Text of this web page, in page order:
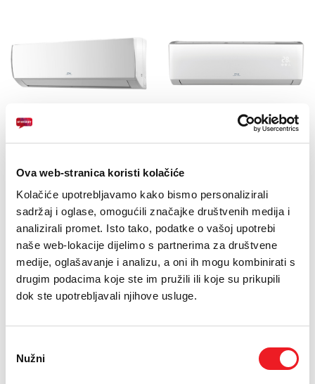
Ova web-stranica koristi kolačiće
Kolačiće upotrebljavamo kako bismo personalizirali
sadržaj i oglase, omogućili značajke društvenih medija i
analizirali promet. Isto tako, podatke o vašoj upotrebi
naše web-lokacije dijelimo s partnerima za društvene
medije, oglašavanje i analizu, a oni ih mogu kombinirati s
drugim podacima koje ste im pružili ili koje su prikupili
dok ste upotrebljavali njihove usluge.
pristanka
Nužni
MOJ PROFIL
E-RAČUN
Veritas 5.0 kW CH-
2199KM
DRUGI UREĐAJ NA RATE
COOPERHUNTER
Arctic 3.5 kW CH-
1999KM
DRUGI UREĐAJ NA RATE